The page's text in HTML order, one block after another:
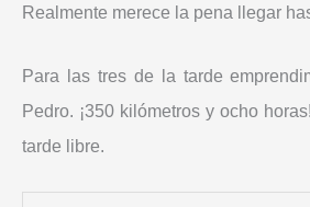
Realmente merece la pena llegar
Para las tres de la tarde
Pedro. ¡350 kilómetros y ocho
tarde libre.